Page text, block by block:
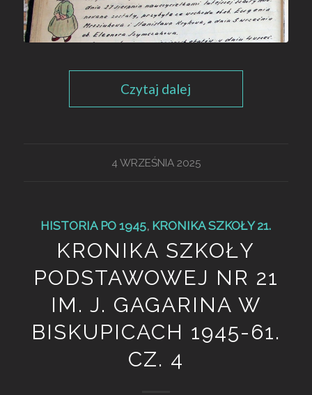
Czytaj dalej
4 WRZEŚNIA 2025
HISTORIA PO 1945, KRONIKA SZKOŁY 21.
KRONIKA SZKOŁY
PODSTAWOWEJ NR 21
IM. J. GAGARINA W
BISKUPICACH 1945-61.
CZ. 4